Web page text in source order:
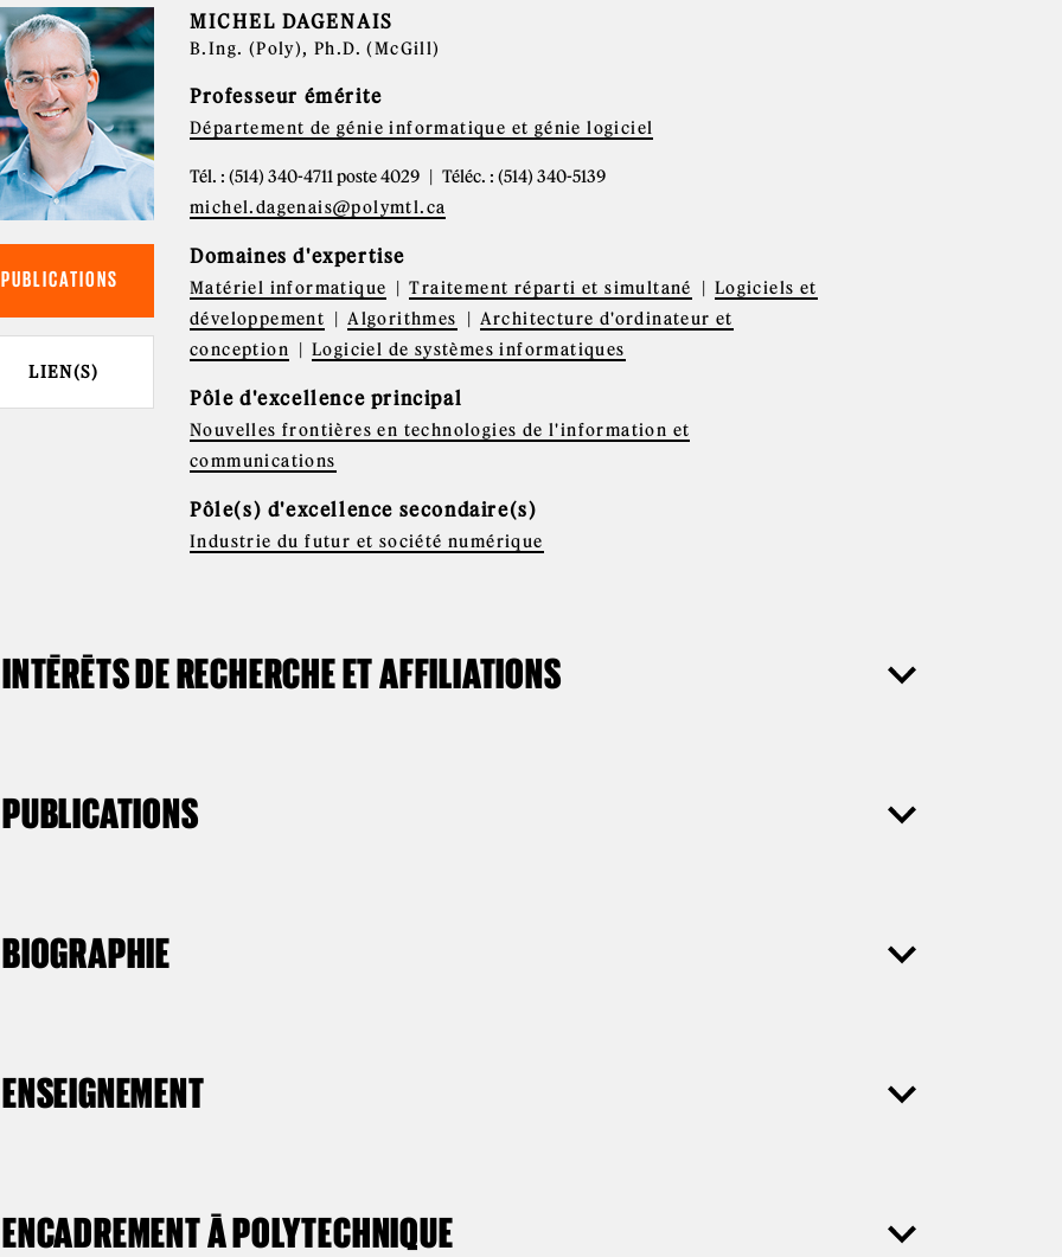
PUBLICATIONS
LIEN(S)
MICHEL DAGENAIS
B.Ing. (Poly), Ph.D. (McGill)
Professeur émérite
Département de génie informatique et génie logiciel
Tél. : (514) 340-4711 poste 4029
Téléc. : (514) 340-5139
michel.dagenais@polymtl.ca
Domaines d'expertise
Matériel informatique Traitement réparti et simultané
Logiciels et
développement
Algorithmes
Architecture d'ordinateur et
conception
Logiciel de systèmes informatiques
Pôle d'excellence principal
Nouvelles frontières en technologies de l'information et
communications
Pôle(s) d'excellence secondaire(s)
Industrie du futur et société numérique
INTÉRÊTS DE RECHERCHE ET AFFILIATIONS
PUBLICATIONS
BIOGRAPHIE
ENSEIGNEMENT
ENCADREMENT À POLYTECHNIQUE